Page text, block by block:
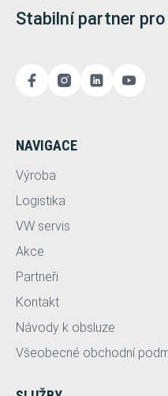
Stabilní partner
NAVIGACE
Výroba
Logistika
VW servis
Akce
Partneři
Kontakt
Návody k obsluze
Všeobecné obchodní